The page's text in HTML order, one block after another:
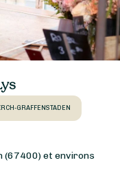
GRAFFENSTADEN
et environs